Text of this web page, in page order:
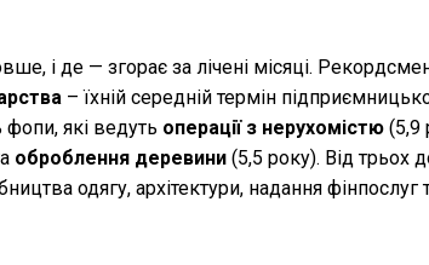
і де — згорає за лічені місяці.
– їхній середній термін
фопи, які ведуть операції з нерухомістю (5,9
оброблення деревини (5,5 року). Від трьох
одягу, архітектури, надання фінпослуг